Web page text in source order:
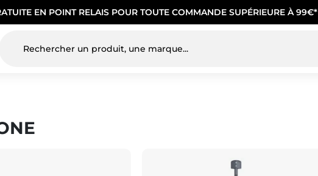
EN POINT RELAIS POUR TOUTE COMMANDE SUPÉRIEURE À 99€*